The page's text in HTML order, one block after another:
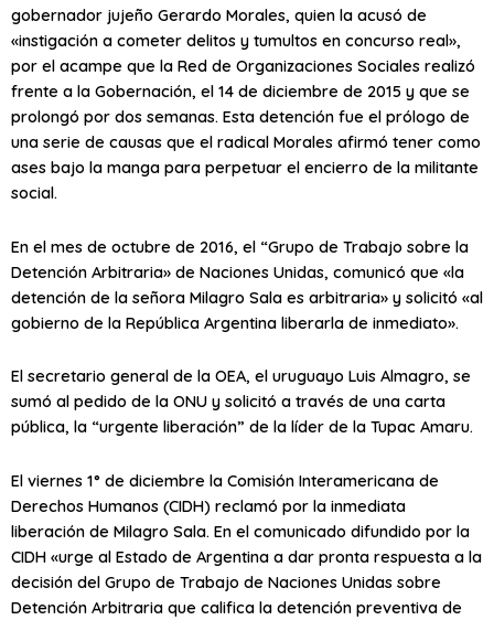
gobernador jujeño Gerardo Morales, quien la acusó de
«instigación a cometer delitos y tumultos en concurso real»,
por el acampe que la Red de Organizaciones Sociales realizó
frente a la Gobernación, el 14 de diciembre de 2015 y que se
prolongó por dos semanas. Esta detención fue el prólogo de
una serie de causas que el radical Morales afirmó tener como
ases bajo la manga para perpetuar el encierro de la militante
social.
En el mes de octubre de 2016, el “Grupo de Trabajo sobre la
Detención Arbitraria» de Naciones Unidas, comunicó que «la
detención de la señora Milagro Sala es arbitraria» y solicitó «al
gobierno de la República Argentina liberarla de inmediato».
El secretario general de la OEA, el uruguayo Luis Almagro, se
sumó al pedido de la ONU y solicitó a través de una carta
pública, la “urgente liberación” de la líder de la Tupac Amaru.
El viernes 1° de diciembre la Comisión Interamericana de
Derechos Humanos (CIDH) reclamó por la inmediata
liberación de Milagro Sala. En el comunicado difundido por la
CIDH «urge al Estado de Argentina a dar pronta respuesta a la
decisión del Grupo de Trabajo de Naciones Unidas sobre
Detención Arbitraria que califica la detención preventiva de